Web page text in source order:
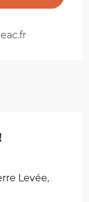
Levée,